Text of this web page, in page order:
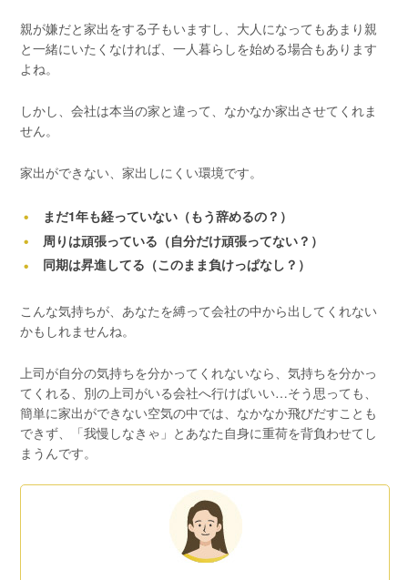
親が嫌だと家出をする子もいますし、大人になってもあまり親
と一緒にいたくなければ、一人暮らしを始める場合もあります
よね。
しかし、会社は本当の家と違って、なかなか家出させてくれま
せん。
家出ができない、家出しにくい環境です。
まだ1年も経っていない（もう辞めるの？）
周りは頑張っている（自分だけ頑張ってない？）
同期は昇進してる（このまま負けっぱなし？）
こんな気持ちが、あなたを縛って会社の中から出してくれない
かもしれませんね。
上司が自分の気持ちを分かってくれないなら、気持ちを分かっ
てくれる、別の上司がいる会社へ行けばいい…そう思っても、
簡単に家出ができない空気の中では、なかなか飛びだすことも
できず、「我慢しなきゃ」とあなた自身に重荷を背負わせてし
まうんです。